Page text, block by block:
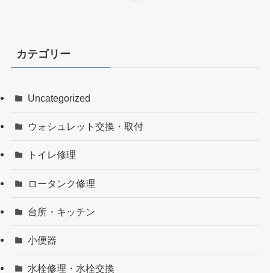
カテゴリー
Uncategorized
ウォシュレット交換・取付
トイレ修理
ロータンク修理
台所・キッチン
小便器
水栓修理・水栓交換